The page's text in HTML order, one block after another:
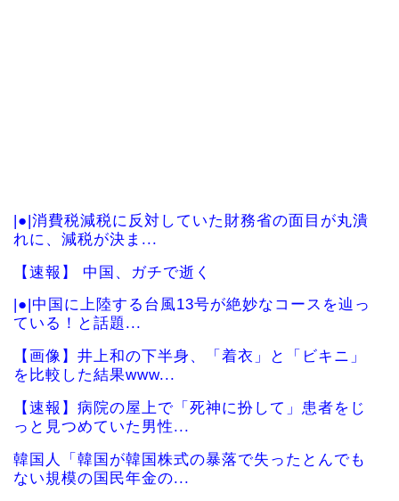
|●|消費税減税に反対していた財務省の面目が丸潰
れに、減税が決ま...
【速報】 中国、ガチで逝く
|●|中国に上陸する台風13号が絶妙なコースを辿っ
ている！と話題...
【画像】井上和の下半身、「着衣」と「ビキニ」
を比較した結果www...
【速報】病院の屋上で「死神に扮して」患者をじ
っと見つめていた男性...
韓国人「韓国が韓国株式の暴落で失ったとんでも
ない規模の国民年金の...